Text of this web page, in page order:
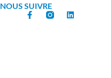
NOUS SUIVRE